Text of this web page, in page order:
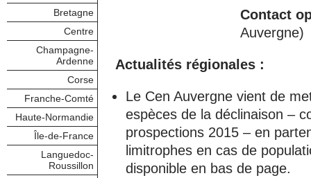
Bretagne
Centre
Champagne-
Ardenne
Corse
Franche-Comté
Haute-Normandie
Île-de-France
Languedoc-
Roussillon
Contact
Auvergne)
Actualités régionales :
Le Cen Auvergne vient de
espèces de la déclinaison –
prospections 2015 – en
limitrophes en cas de
disponible en bas de page.